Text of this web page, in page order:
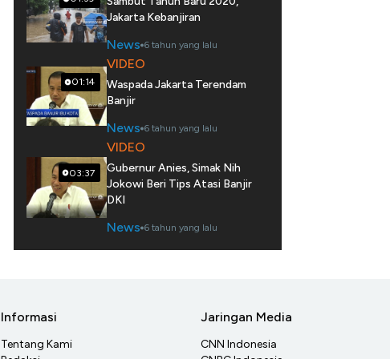
Jakarta Kebanjiran
News 6 tahun yang lalu
01:14
VIDEO
Waspada Jakarta Terendam
Banjir
News 6 tahun yang lalu
03:37
VIDEO
Gubernur Anies, Simak Nih
Jokowi Beri Tips Atasi Banjir
DKI
News 6 tahun yang lalu
Informasi
Tentang Kami
Jaringan Media
CNN Indonesia